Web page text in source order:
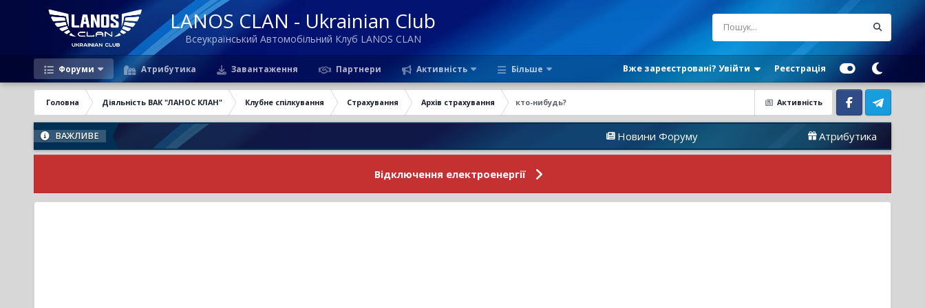
LANOS CLAN - Ukrainian Club
Всеукраїнський Автомобільний Клуб LANOS CLAN
Форуми Атрибутика Завантаження Партнери Активність Більше Вже зареєстровані? Увійти Реєстрація
Активність
Головна Діяльність ВАК "ЛАНОС КЛАН" Клубне спілкування Страхування Архів страхування кто-нибудь?
Facebook Telegram
ВАЖЛИВЕ Новини Форуму Атрибутика
Відключення електроенергії